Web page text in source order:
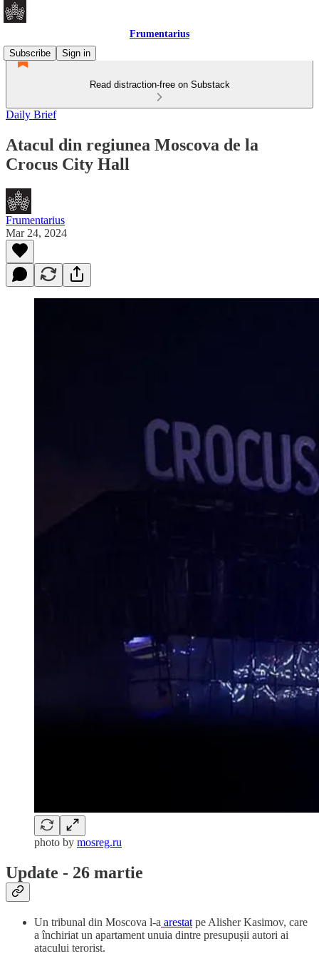
Frumentarius
Subscribe
Sign in
Read distraction-free on Substack
Daily Brief
Atacul din regiunea Moscova de la
Crocus City Hall
Frumentarius
Mar 24, 2024
photo by mosreg.ru
Update - 26 martie
Un tribunal din Moscova l-a arestat pe Alisher Kasimov, care
a închiriat un apartament unuia dintre presupușii autori ai
atacului terorist.